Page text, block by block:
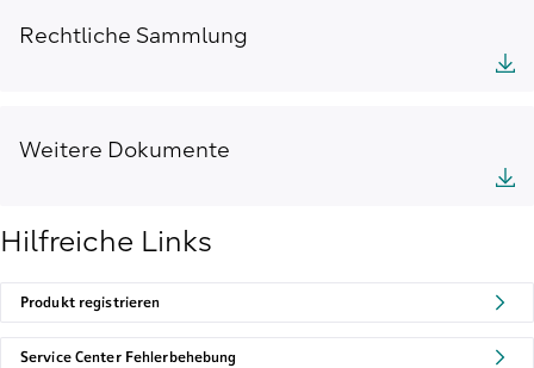
Rechtliche Sammlung
Weitere Dokumente
Hilfreiche Links
Produkt registrieren
Service Center Fehlerbehebung